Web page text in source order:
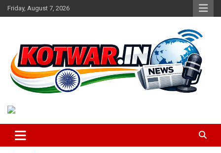
Skip
to
Friday, August 7, 2026
kotwar.in